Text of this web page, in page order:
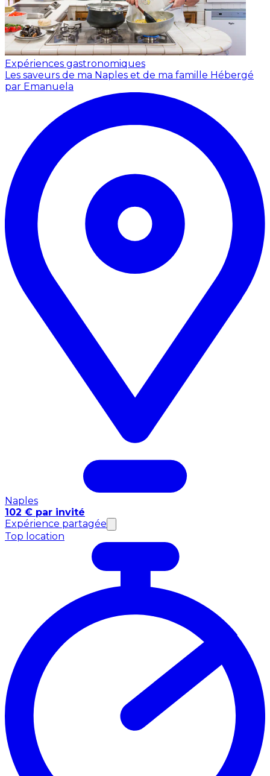
Expériences gastronomiques
Les saveurs de ma Naples et de ma famille Hébergé
par Emanuela
Naples
102 € par invité
Expérience partagée
Top location